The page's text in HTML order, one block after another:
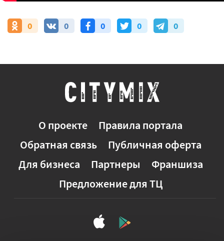
0 0 0 0 0
О проекте
Правила портала
Обратная связь
Публичная оферта
Для бизнеса
Партнеры
Франшиза
Предложение для ТЦ